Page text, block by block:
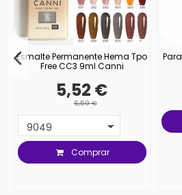
Esmalte Permanente Hema Tpo
Free CC3 9ml Canni
5,52 €
6,50 €
Comprar